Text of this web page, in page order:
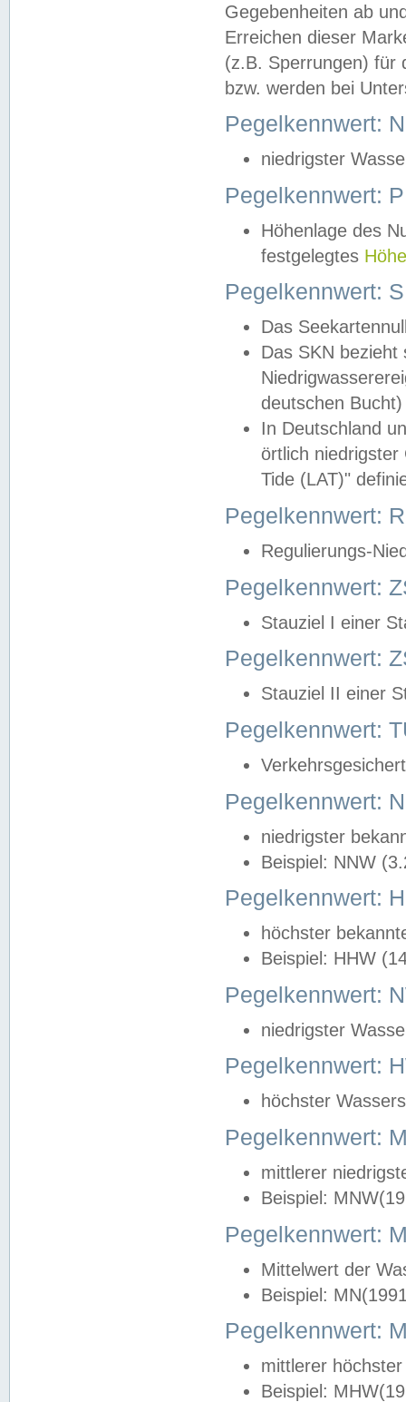
Gegebenheiten ab
Erreichen dieser
(z.B. Sperrungen) für
bzw. werden bei
Pegelkennwert:
niedrigster
Pegelkennwert:
Höhenlage des
festgelegtes
Pegelkennwert:
Das
Das SKN
deutschen
In Deutschland
örtlich
Tide (LAT)"
Pegelkennwert:
Regulierungs-
Pegelkennwert:
Stauziel I einer
Pegelkennwert:
Stauziel II einer
Pegelkennwert:
Pegelkennwert:
niedrigster
Beispiel: NNW
Pegelkennwert:
höchster
Beispiel: HHW
Pegelkennwert:
niedrigster
Pegelkennwert:
höchster
Pegelkennwert:
mittlerer
Beispiel:
Pegelkennwert:
Mittelwert der
Beispiel:
Pegelkennwert:
mittlerer
Beispiel: